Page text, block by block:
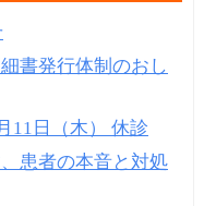
書発⾏体制のおし
11日（木） 休診
患者の本音と対処